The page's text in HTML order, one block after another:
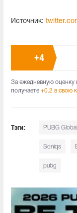
Источник:
+4
За ежедневную оценку
получаете +0.2 в свою
Тэги: PUBG
Soniqs
pubg